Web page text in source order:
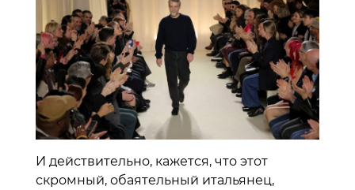
И действительно, кажется, что этот
скромный, обаятельный итальянец,